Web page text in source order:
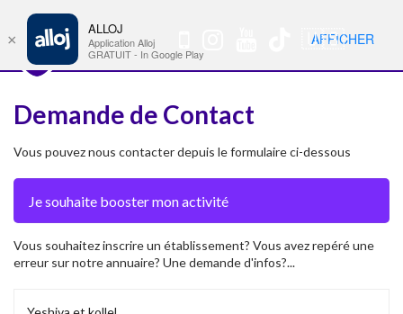
🇺🇸 Nav
Demande de Contact
Vous pouvez nous contacter depuis le formulaire ci-dessous
Vous souhaitez inscrire un établissement? Vous avez repéré une
erreur sur notre annuaire? Une demande d'infos?...
×
ALLOJ
Application Alloj
GRATUIT - In Google Play
AFFICHER